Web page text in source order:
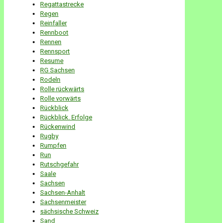
Regattastrecke
Regen
Reinfaller
Rennboot
Rennen
Rennsport
Resume
RG Sachsen
Rodeln
Rolle rückwärts
Rolle vorwärts
Rückblick
Rückblick. Erfolge
Rückenwind
Rugby
Rumpfen
Run
Rutschgefahr
Saale
Sachsen
Sachsen-Anhalt
Sachsenmeister
sächsische Schweiz
Sand